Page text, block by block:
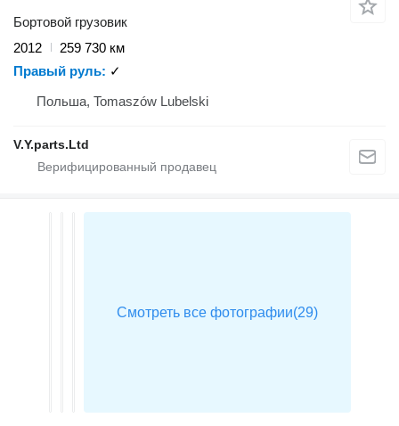
Бортовой грузовик
2012
259 730 км
Правый руль
✓
Польша, Tomaszów Lubelski
V.Y.parts.Ltd